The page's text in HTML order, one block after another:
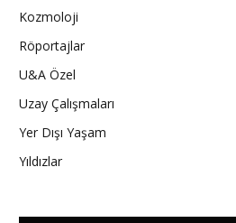
Kozmoloji
Röportajlar
U&A Özel
Uzay Çalışmaları
Yer Dışı Yaşam
Yıldızlar